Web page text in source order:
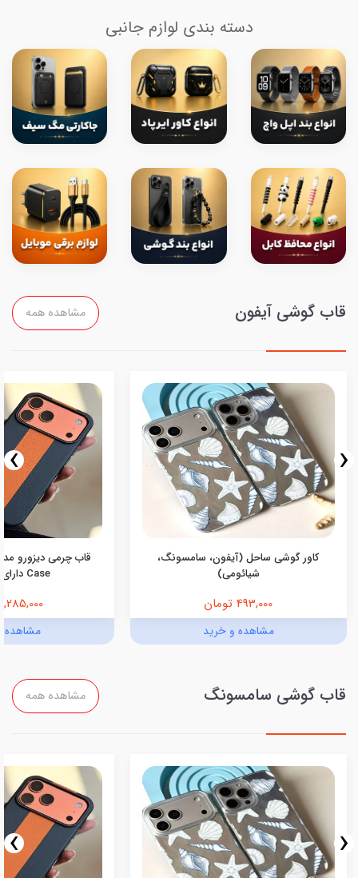
دسته بندی لوازم جانبی
قاب گوشی آیفون مشاهده همه
کاور گوشی ساحل (آیفون، سامسونگ،
شیائومی)
493,000 تومان
مشاهده و خرید
Case دارای مگ‌سیف
1,285,000 تومان
مشاهده
‹
›
قاب گوشی سامسونگ مشاهده همه
‹
›